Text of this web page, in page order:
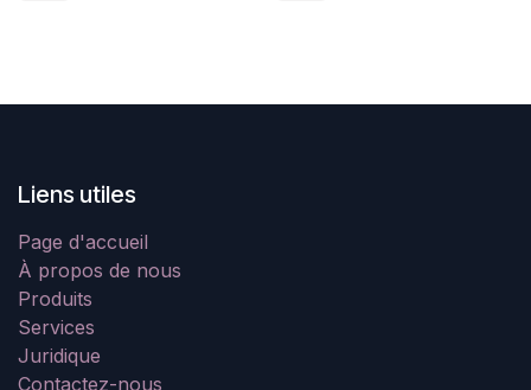
Liens utiles
Page d'accueil
À propos de nous
Produits
Services
Juridique
Contactez-nous